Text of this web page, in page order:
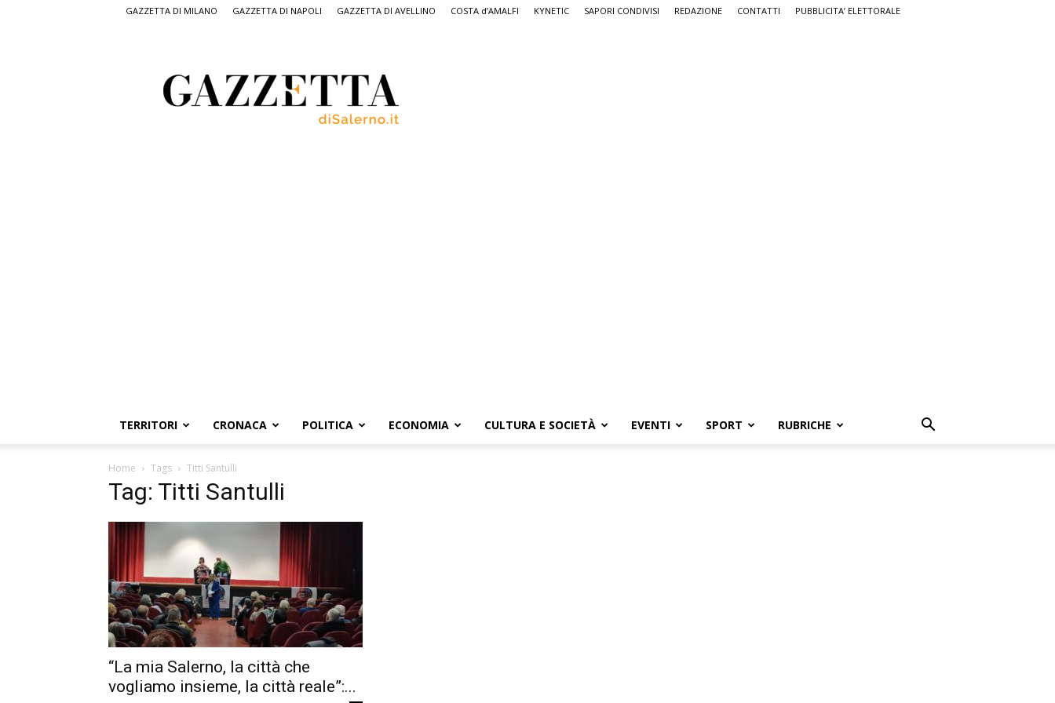
GAZZETTA DI MILANO GAZZETTA DI NAPOLI GAZZETTA DI AVELLINO COSTA d’AMALFI KYNETIC SAPORI CONDIVISI REDAZIONE CONTATTI PUBBLICITA’ ELETTORALE
Salerno,
il
quotidiano
TERRITORI CRONACA POLITICA ECONOMIA CULTURA E SOCIETÀ EVENTI SPORT RUBRICHE
Home Tags Titti Santulli
Tag: Titti Santulli
“La mia Salerno, la città che
vogliamo insieme, la città reale”:...